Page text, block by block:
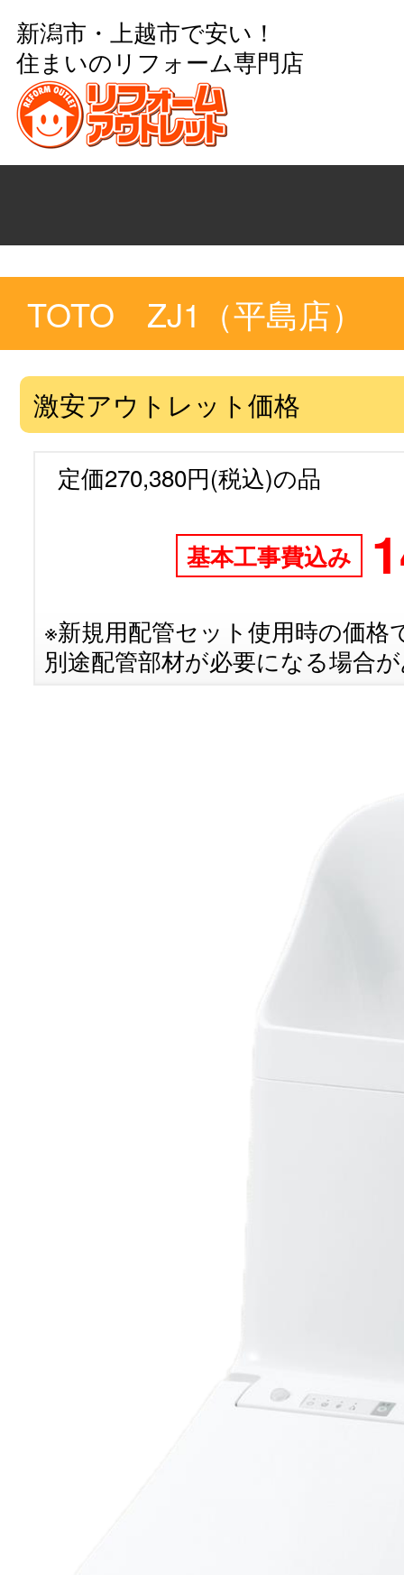
新潟市・上越市で安い！
住まいのリフォーム専門店
TOTO ZJ1（平島店）
激安アウトレット価格
定価270,380円(税込)の品
基本工事費込み
※新規用配管セット使用時の価
別途配管部材が必要になる場合